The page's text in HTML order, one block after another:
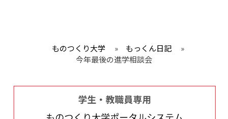
ものつくり大学 » もっくん日記
»
今年最後の進学相談会